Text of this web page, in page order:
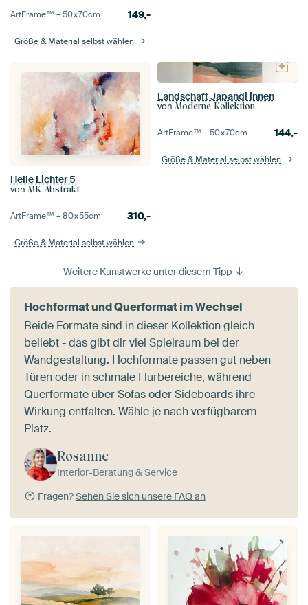
ArtFrame™ –50×70cm 149,-
Größe & Material selbst wählen
Helle Lichter 5
von MK Abstrakt
ArtFrame™ –80×55cm 310,-
Größe & Material selbst wählen
Landschaft Japandi innen
von Moderne Kollektion
ArtFrame™ –50×70cm 144,-
Größe & Material selbst wählen
Weitere Kunstwerke unter diesem Tipp
Hochformat und Querformat im Wechsel
Beide Formate sind in dieser Kollektion gleich
beliebt - das gibt dir viel Spielraum bei der
Wandgestaltung. Hochformate passen gut neben
Türen oder in schmale Flurbereiche, während
Querformate über Sofas oder Sideboards ihre
Wirkung entfalten. Wähle je nach verfügbarem
Platz.
Rosanne
Interior-Beratung & Service
Fragen?Sehen Sie sich unsere FAQ an